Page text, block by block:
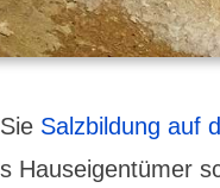
Salz­bildung auf
Haus­eigen­tümer